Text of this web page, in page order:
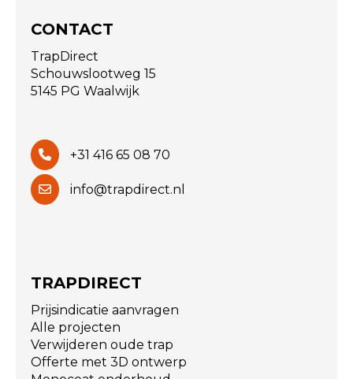
CONTACT
TrapDirect
Schouwslootweg 15
5145 PG Waalwijk
+31 416 65 08 70
info@trapdirect.nl
TRAPDIRECT
Prijsindicatie aanvragen
Alle projecten
Verwijderen oude trap
Offerte met 3D ontwerp